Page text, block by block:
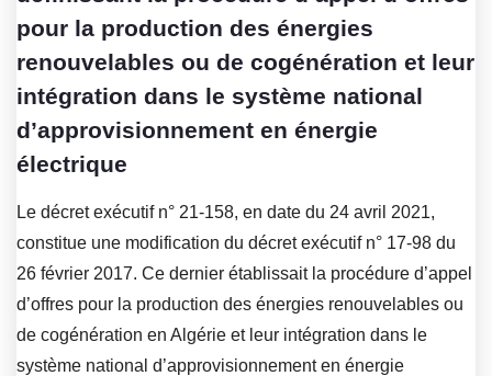
pour la production des énergies
renouvelables ou de cogénération et leur
intégration dans le système national
d’approvisionnement en énergie
électrique
Le décret exécutif n° 21-158, en date du 24 avril 2021,
constitue une modification du décret exécutif n° 17-98 du
26 février 2017. Ce dernier établissait la procédure d’appel
d’offres pour la production des énergies renouvelables ou
de cogénération en Algérie et leur intégration dans le
système national d’approvisionnement en énergie